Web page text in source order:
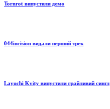
Tornrot випустили демо
044incision видали перший трек
Layuchi Kvity випустили грайливий сингл